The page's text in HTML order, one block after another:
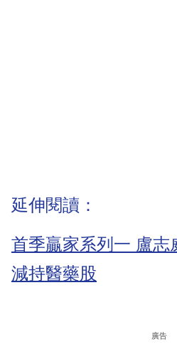
延伸閱讀：
首季贏家系列一 盧志
減持醫藥股
廣告